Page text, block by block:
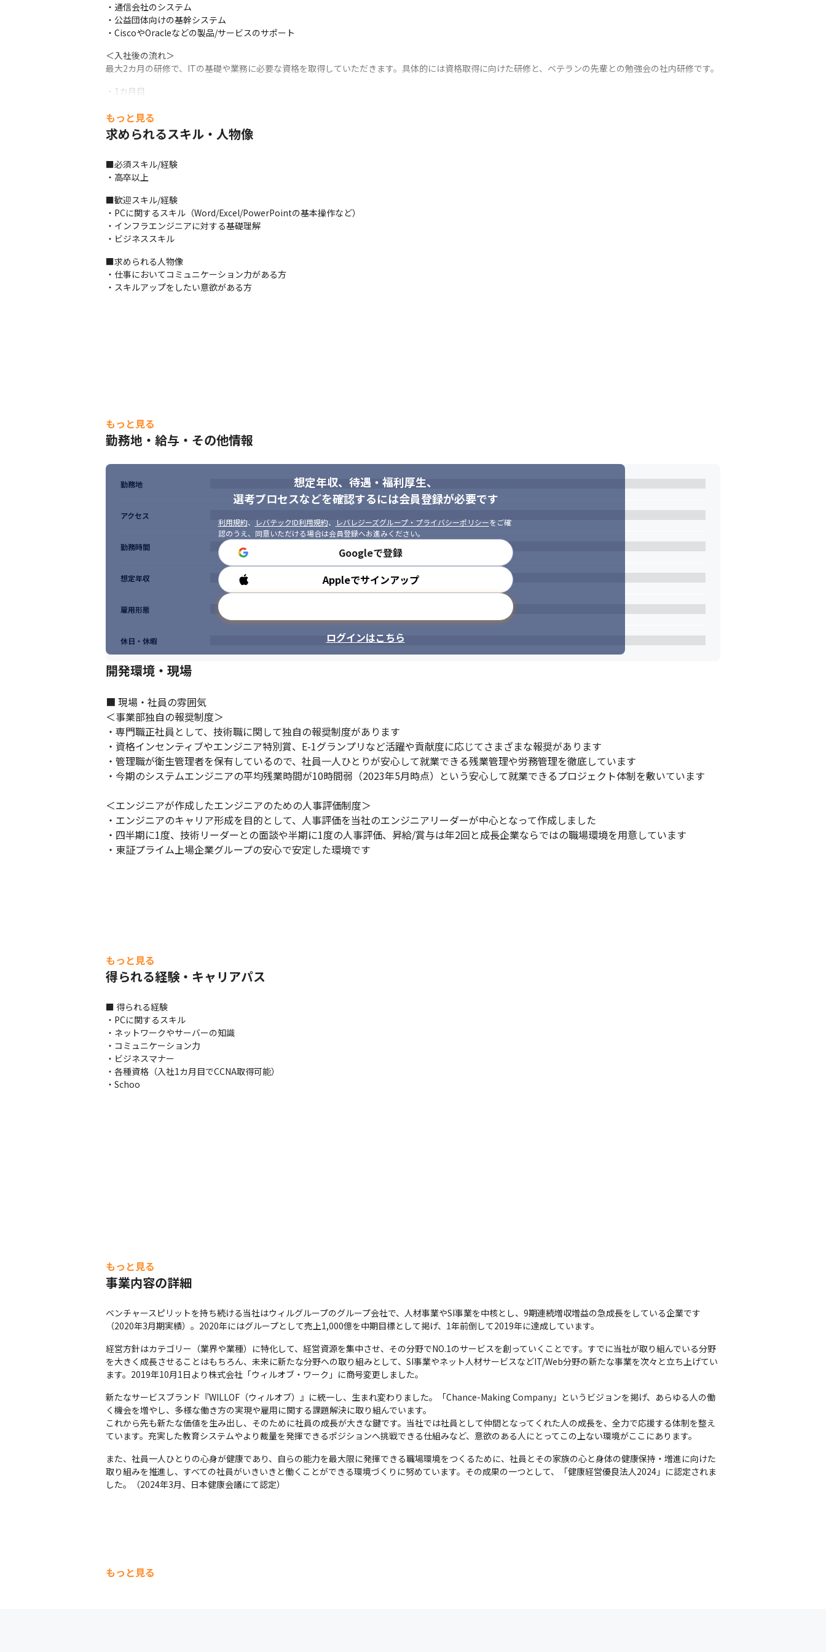
・通信会社のシステム
・公益団体向けの基幹システム
・CiscoやOracleなどの製品/サービスのサポート
＜入社後の流れ＞
最大2カ月の研修で、ITの基礎や業務に必要な資格を取得していただきます。具体的には資格取得に向けた研修と、ベテランの先輩との勉強会の社内研修です。
・1カ月目
ます。
・2か月目
プロジェクト配属後も継続的なサポートや定期面談を行います。困ったことがあれば相談ができる環境です。また、基本的にチームを組んで携わるので、わか
もっと見る
求められるスキル・人物像
■必須スキル/経験
・高卒以上
■歓迎スキル/経験
・PCに関するスキル（Word/Excel/PowerPointの基本操作など）
・インフラエンジニアに対する基礎理解
・ビジネススキル
■求められる人物像
・仕事においてコミュニケーション力がある方
・スキルアップをしたい意欲がある方
もっと見る
勤務地・給与・その他情報
想定年収、待遇・福利厚生、
選考プロセスなどを確認するには会員登録が必要です
利用規約、 レバテックID利用規約、 レバレジーズグループ・プライバシーポリシーをご確
認のうえ、同意いただける場合は会員登録へお進みください。
Googleで登録
Appleでサインアップ
ログインはこちら
勤務地
アクセス
勤務時間
想定年収
雇用形態
休日・休暇
開発環境・現場
■ 現場・社員の雰囲気
＜事業部独自の報奨制度＞
・専門職正社員として、技術職に関して独自の報奨制度があります
・資格インセンティブやエンジニア特別賞、E-1グランプリなど活躍や貢献度に応じてさまざまな報奨があります
・管理職が衛生管理者を保有しているので、社員一人ひとりが安心して就業できる残業管理や労務管理を徹底しています
・今期のシステムエンジニアの平均残業時間が10時間弱（2023年5月時点）という安心して就業できるプロジェクト体制を敷いています
＜エンジニアが作成したエンジニアのための人事評価制度＞
・エンジニアのキャリア形成を目的として、人事評価を当社のエンジニアリーダーが中心となって作成しました
・四半期に1度、技術リーダーとの面談や半期に1度の人事評価、昇給/賞与は年2回と成長企業ならではの職場環境を用意しています
・東証プライム上場企業グループの安心で安定した環境です
未経験からエンジニアに挑戦する方へのメッセージ
もっと見る
得られる経験・キャリアパス
■ 得られる経験
・PCに関するスキル
・ネットワークやサーバーの知識
・コミュニケーション力
・ビジネスマナー
・各種資格（入社1カ月目でCCNA取得可能）
・Schoo
もっと見る
事業内容の詳細
ベンチャースピリットを持ち続ける当社はウィルグループのグループ会社で、人材事業やSI事業を中核とし、9期連続増収増益の急成長をしている企業です
（2020年3月期実績）。2020年にはグループとして売上1,000億を中期目標として掲げ、1年前倒して2019年に達成しています。
経営方針はカテゴリー（業界や業種）に特化して、経営資源を集中させ、その分野でNO.1のサービスを創っていくことです。すでに当社が取り組んでいる分野
を大きく成長させることはもちろん、未来に新たな分野への取り組みとして、SI事業やネット人材サービスなどIT/Web分野の新たな事業を次々と立ち上げてい
ます。2019年10月1日より株式会社「ウィルオブ・ワーク」に商号変更しました。
新たなサービスブランド『WILLOF（ウィルオブ）』に統一し、生まれ変わりました。「Chance-Making Company」というビジョンを掲げ、あらゆる人の働
く機会を増やし、多様な働き方の実現や雇用に関する課題解決に取り組んでいます。
これから先も新たな価値を生み出し、そのために社員の成長が大きな鍵です。当社では社員として仲間となってくれた人の成長を、全力で応援する体制を整え
ています。充実した教育システムやより裁量を発揮できるポジションへ挑戦できる仕組みなど、意欲のある人にとってこの上ない環境がここにあります。
また、社員一人ひとりの心身が健康であり、自らの能力を最大限に発揮できる職場環境をつくるために、社員とその家族の心と身体の健康保持・増進に向けた
取り組みを推進し、すべての社員がいきいきと働くことができる環境づくりに努めています。その成果の一つとして、「健康経営優良法人2024」に認定されま
した。（2024年3月、日本健康会議にて認定）
もっと見る